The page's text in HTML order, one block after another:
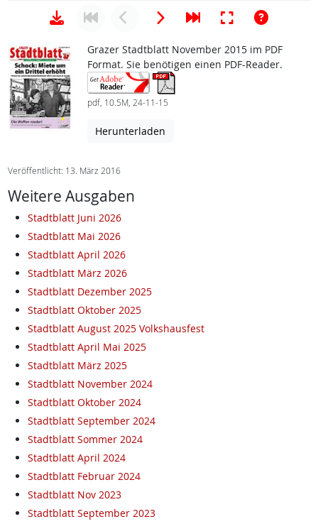
Grazer Stadtblatt November 2015 im PDF
Format. Sie benötigen einen PDF-Reader.
pdf, 10.5M, 24-11-15
Herunterladen
Veröffentlicht: 13. März 2016
Weitere Ausgaben
Stadtblatt Juni 2026
Stadtblatt Mai 2026
Stadtblatt April 2026
Stadtblatt März 2026
Stadtblatt Dezember 2025
Stadtblatt Oktober 2025
Stadtblatt August 2025 Volkshausfest
Stadtblatt April Mai 2025
Stadtblatt März 2025
Stadtblatt November 2024
Stadtblatt Oktober 2024
Stadtblatt September 2024
Stadtblatt Sommer 2024
Stadtblatt April 2024
Stadtblatt Februar 2024
Stadtblatt Nov 2023
Stadtblatt September 2023